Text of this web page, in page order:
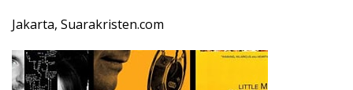
Jakarta, Suarakristen.com